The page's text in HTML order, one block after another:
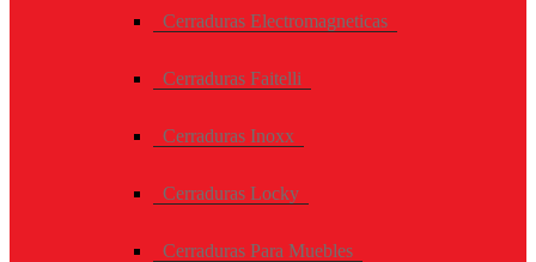
Cerraduras Electromagneticas
Cerraduras Faitelli
Cerraduras Inoxx
Cerraduras Locky
Cerraduras Para Muebles